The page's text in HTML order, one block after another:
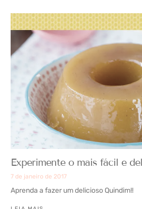
Experimente o mais fácil e
7 de janeiro de 2017
Aprenda a fazer um delicioso Quindim!!